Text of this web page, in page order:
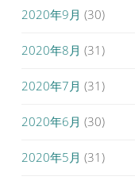
2020年9月 (30)
2020年8月 (31)
2020年7月 (31)
2020年6月 (30)
2020年5月 (31)